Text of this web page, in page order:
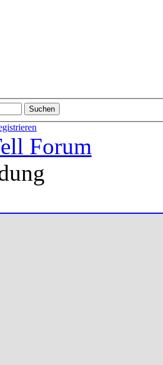
Forum